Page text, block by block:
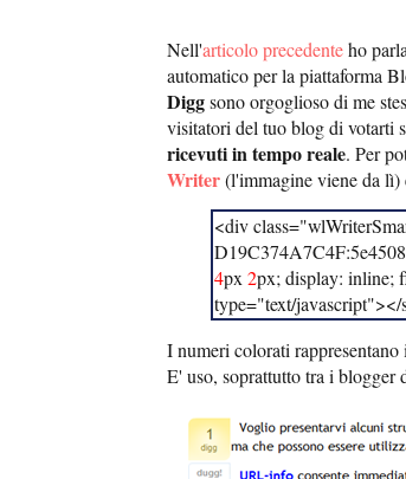
Nell'articolo precedenteho
automatico per la piattaforma
Diggsono orgoglioso di me
visitatori del tuo blog di votarti
ricevuti in tempo reale. Per
Writer(l'immagine viene da lì)
<div
4px 2px; display: inline;
type="text/
I numeri colorati
E' uso, soprattutto tra i